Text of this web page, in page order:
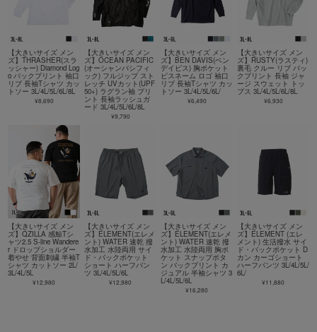
【大きいサイズ メン
ズ】THRASHER(スラ
ッシャー) Diamond Log
o バックプリント 袖口
リブ 長袖Tシャツ カッ
トソー 3L/4L/5L/6L/8L
¥8,690
【大きいサイズ メン
ズ】OCEAN PACIFIC
(オーシャンパシフィ
ック) フルジップ スト
レッチ UVカット(UPF
50+) ラグラン袖 プリ
ント 長袖ラッシュガ
ード 3L/4L/5L/6L/8L
¥9,790
【大きいサイズ メン
ズ】BEN DAVIS(ベン
デイビス) 胸ポケット
ピスネーム ロゴ 袖口
リブ 長袖Tシャツ カッ
トソー 3L/4L/5L/6L/
¥6,490
【大きいサイズ メン
ズ】RUSTY(ラスティ)
裏毛 クルー リブ バッ
クプリント 長袖 ジャ
ージ スウェット トッ
プス 3L/4L/5L/6L/8L
¥6,930
【大きいサイズ メン
ズ】QZILLA 感鯨Tシ
ャツ2.5 S-line Wandere
r ドロップショルダー
着やせ 背面刺繍 半袖T
シャツ カットソー 2L/
3L/4L/5L
¥12,980
【大きいサイズ メン
ズ】ELEMENT(エレメ
ント) WATER 速乾 撥
水加工 水陸両用 サイ
ド・バックポケット
ショート ハーフパン
ツ 3L/4L/5L/6L
¥12,980
【大きいサイズ メン
ズ】ELEMENT(エレメ
ント) WATER 速乾 撥
水加工 水陸両用 胸ポ
ケット スナップボタ
ン バックプリント カ
ジュアル 半袖シャツ 3
L/4L/5L/6L
¥16,280
【大きいサイズ メン
ズ】ELEMENT (エレ
メント) 生活撥水 サイ
ド・バックポケット D
カン カーゴショート
ハーフパンツ 3L/4L/5L/
6L/
¥11,880